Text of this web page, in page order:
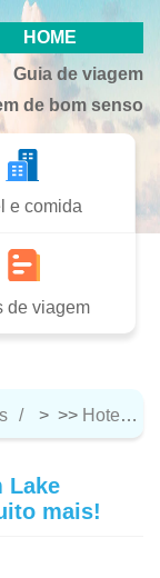
HOME
Guia de viagem
de bom senso
e comida
de viagem
> >> Hotel E Comida
Lake
mais!